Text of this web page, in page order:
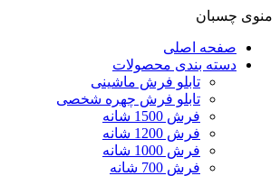
منوی چسبان
صفحه اصلی
دسته بندی محصولات
تابلو فرش ماشینی
تابلو فرش چهره شخصی
فرش 1500 شانه
فرش 1200 شانه
فرش 1000 شانه
فرش 700 شانه